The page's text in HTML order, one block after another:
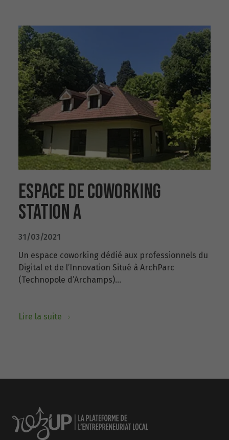
ESPACE DE COWORKING
STATION A
31/03/2021
Un espace coworking dédié aux professionnels du
Digital et de l’Innovation Situé à ArchParc
(Technopole d’Archamps)...
Lire la suite